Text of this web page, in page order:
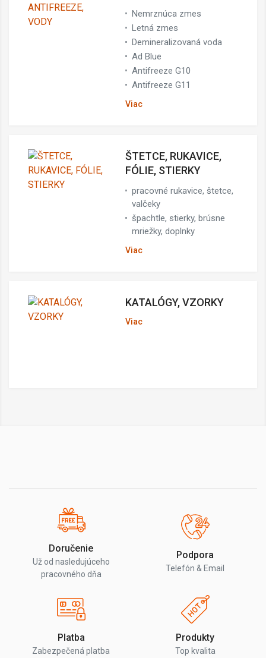
Nemrznúca zmes
Letná zmes
Demineralizovaná voda
Ad Blue
Antifreeze G10
Antifreeze G11
Viac
ŠTETCE, RUKAVICE,
FÓLIE, STIERKY
pracovné rukavice, štetce,
valčeky
špachtle, stierky, brúsne
mriežky, doplnky
Viac
KATALÓGY, VZORKY
Viac
Doručenie
Už od nasledujúceho
pracovného dňa
Podpora
Telefón & Email
Platba
Zabezpečená platba
Produkty
Top kvalita